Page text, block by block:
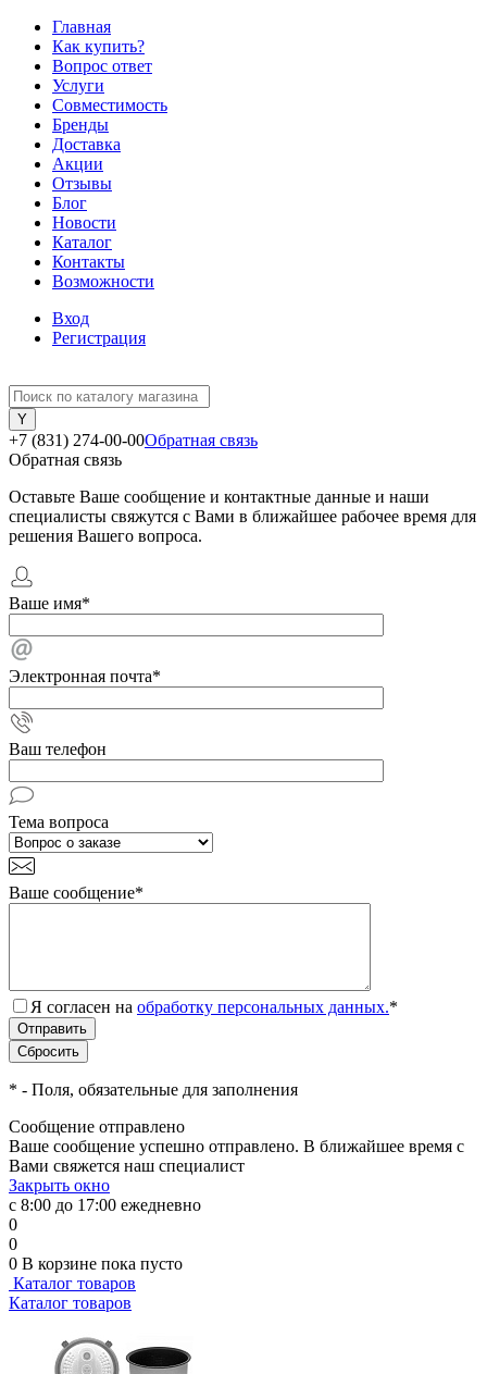
Главная
Как купить?
Вопрос ответ
Услуги
Совместимость
Бренды
Доставка
Акции
Отзывы
Блог
Новости
Каталог
Контакты
Возможности
Вход
Регистрация
+7 (831) 274-00-00Обратная связь
Обратная связь
Оставьте Ваше сообщение и контактные данные и наши
специалисты свяжутся с Вами в ближайшее рабочее время для
решения Вашего вопроса.
Ваше имя*
Электронная почта*
Ваш телефон
Тема вопроса
Ваше сообщение*
Я согласен на обработку персональных данных.*
* - Поля, обязательные для заполнения
Сообщение отправлено
Ваше сообщение успешно отправлено. В ближайшее время с
Вами свяжется наш специалист
Закрыть окно
с 8:00 до 17:00 ежедневно
0
0
0 В корзине пока пусто
Каталог товаров
Каталог товаров